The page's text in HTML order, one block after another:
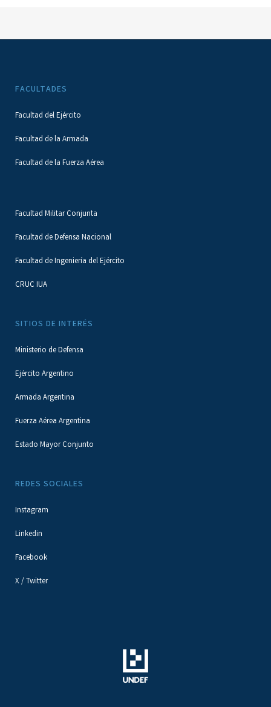
FACULTADES
Facultad del Ejército
Facultad de la Armada
Facultad de la Fuerza Aérea
Facultad Militar Conjunta
Facultad de Defensa Nacional
Facultad de Ingeniería del Ejército
CRUC IUA
SITIOS DE INTERÉS
Ministerio de Defensa
Ejército Argentino
Armada Argentina
Fuerza Aérea Argentina
Estado Mayor Conjunto
REDES SOCIALES
Instagram
Linkedin
Facebook
X / Twitter